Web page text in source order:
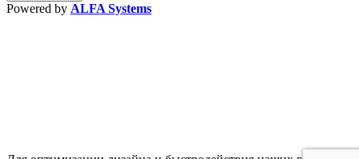
Powered by ALFA Systems